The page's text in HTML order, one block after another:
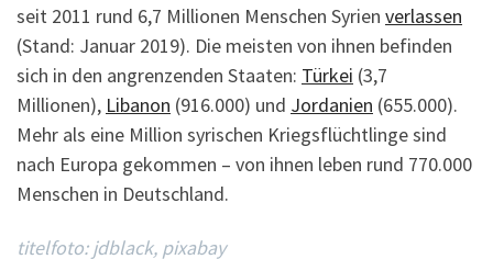
seit 2011 rund 6,7 Millionen Menschen Syrien verlassen
(Stand: Januar 2019). Die meisten von ihnen befinden
sich in den angrenzenden Staaten: Türkei (3,7
Millionen), Libanon (916.000) und Jordanien (655.000).
Mehr als eine Million syrischen Kriegsflüchtlinge sind
nach Europa gekommen – von ihnen leben rund 770.000
Menschen in Deutschland.
titelfoto: jdblack, pixabay